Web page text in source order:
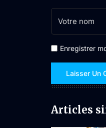
Enregistrer
Articles